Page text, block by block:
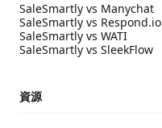
SaleSmartly vs Manychat
SaleSmartly vs Respond.io
SaleSmartly vs WATI
SaleSmartly vs SleekFlow
資源